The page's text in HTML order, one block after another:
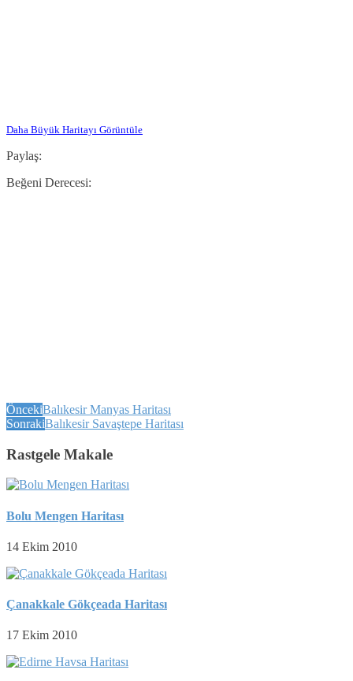
Daha Büyük Haritayı Görüntüle
Paylaş:
Beğeni Derecesi:
ÖncekiBalıkesir Manyas Haritası
SonrakiBalıkesir Savaştepe Haritası
Rastgele Makale
Bolu Mengen Haritası
14 Ekim 2010
Çanakkale Gökçeada Haritası
17 Ekim 2010